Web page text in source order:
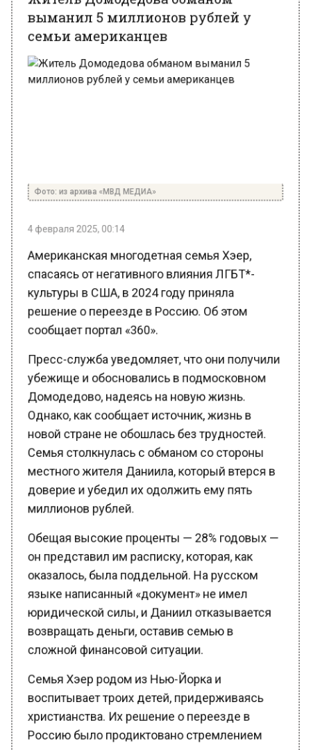
семьи американцев
Американская многодетная семья Хэер,
спасаясь от негативного влияния ЛГБТ*-
культуры в США, в 2024 году приняла
решение о переезде в Россию. Об этом
сообщает портал «360».
убежище и обосновались в подмосковном
Домодедово, надеясь на новую жизнь.
Однако, как сообщает источник, жизнь в
новой стране не обошлась без трудностей.
Семья столкнулась с обманом со стороны
местного жителя Даниила, который втерся в
доверие и убедил их одолжить ему пять
миллионов рублей.
Обещая высокие проценты — 28% годовых —
он представил им расписку, которая, как
оказалось, была поддельной. На русском
языке написанный «документ» не имел
юридической силы, и Даниил отказывается
возвращать деньги, оставив семью в
сложной финансовой ситуации.
Семья Хэер родом из Нью-Йорка и
воспитывает троих детей, придерживаясь
христианства. Их решение о переезде в
Россию было продиктовано стремлением